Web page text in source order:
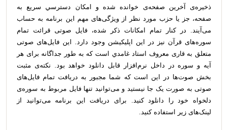
ذخيره‌ی آخرين صفحه‌ی خوانده شده و امكان دسترسي سريع به
صفحه، جز يا حزب مورد نظر از ویژگی‌های مهم این برنامه به حساب
می‌آیند. در کنار تمام امکانات ذکر شده، فایل صوتی قرائت تمام
سوره‌های قرآن نیز در این اپلیکیشن وجود دارد. این فایل‌های صوتی
متعلق به قاری معروف استاد غامدي است که به طور جداگانه برای هر
آیه و سوره در داخل نرم‌افزار قابل دانلود خواهد بود. نکته‌ی مثبت
بخش صوت‌ها در این است که شما مجبور به دریافت تمام فایل‌های
صوتی به صورت یک جا نیستید و می‌توانید تنها فایل مربوط به سوره‌ی
دلخواه خود را دانلود کنید. برای دریافت این برنامه می‌توانید از
لینک‌های زیر استفاده کنید.